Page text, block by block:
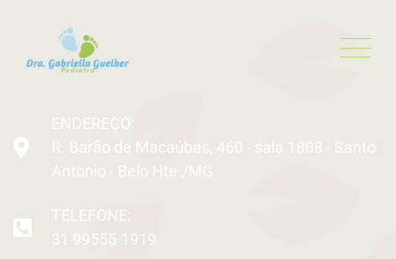
ENDEREÇO:
R. Barão de Macaúbas, 460 - sala 1808 - Santo
Antônio - Belo Hte./MG
TELEFONE:
31 99555-1919